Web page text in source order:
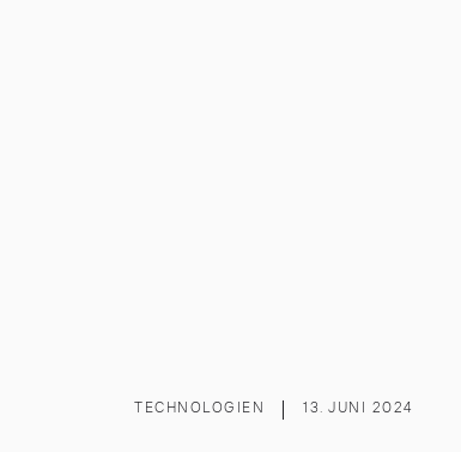
TECHNOLOGIEN 13. JUNI 2024